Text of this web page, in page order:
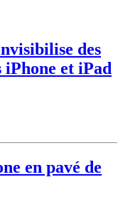
des
et iPad
en pavé de